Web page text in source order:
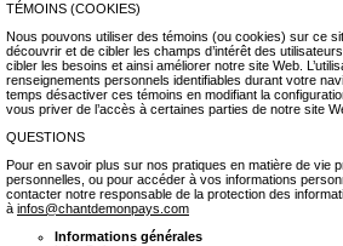
TÉMOINS (COOKIES)
Nous pouvons utiliser des témoins (ou cookies) sur ce
découvrir et de cibler les champs d’intérêt des
cibler les besoins et ainsi améliorer notre site Web.
renseignements personnels identifiables durant votre
temps désactiver ces témoins en modifiant la
vous priver de l’accès à certaines parties de notre site
QUESTIONS
Pour en savoir plus sur nos pratiques en matière de vie
personnelles, ou pour accéder à vos informations
contacter notre responsable de la protection des
à infos@chantdemonpays.com
Informations générales